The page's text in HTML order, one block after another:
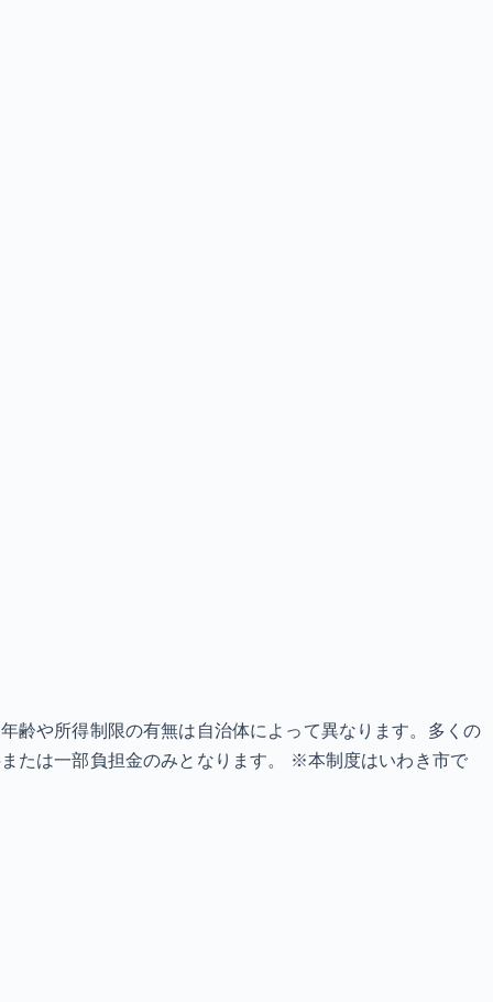
齢や所得制限の有無は自治体によって異なります。多くの
たは一部負担金のみとなります。 ※本制度はいわき市で